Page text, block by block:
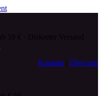
Kontakt
Über uns